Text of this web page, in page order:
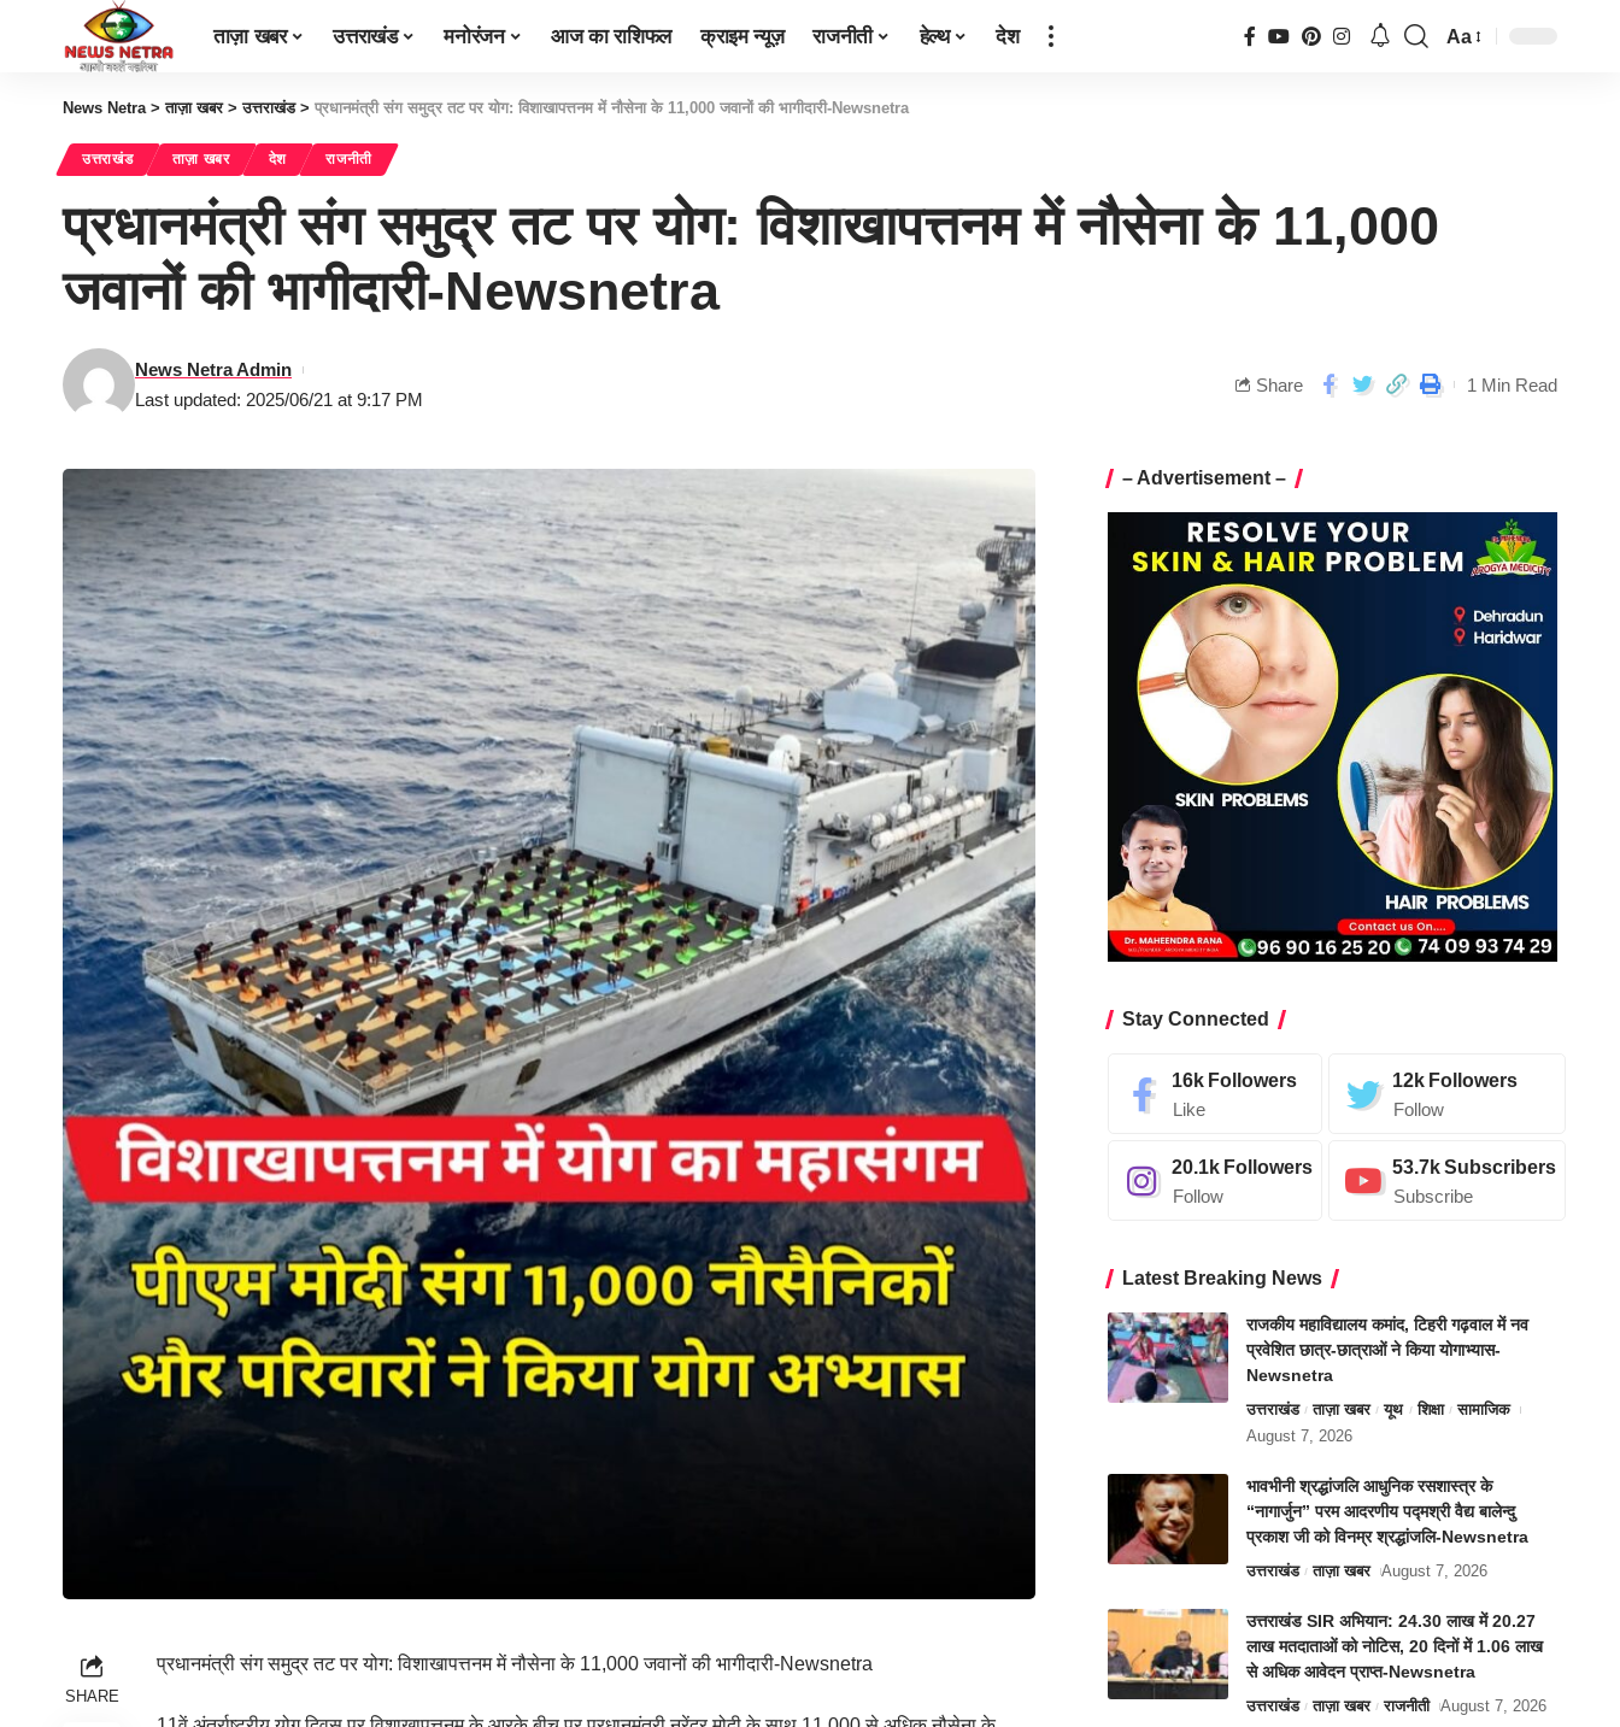
ताज़ा खबर उत्तराखंड मनोरंजन आज का राशिफल क्राइम न्यूज़ राजनीती हेल्थ देश Aa
News Netra>ताज़ा खबर>उत्तराखंड> प्रधानमंत्री संग समुद्र तट पर योग: विशाखापत्तनम में नौसेना के 11,000 जवानों की भागीदारी-Newsnetra
उत्तराखंड ताज़ा खबर देश राजनीती
प्रधानमंत्री संग समुद्र तट पर योग: विशाखापत्तनम में नौसेना के 11,000
जवानों की भागीदारी-Newsnetra
Last updated: 2025/06/21 at 9:17 PM
News Netra Admin
Share 1 Min Read
SHARE
प्रधानमंत्री संग समुद्र तट पर योग: विशाखापत्तनम में नौसेना के 11,000 जवानों की भागीदारी-Newsnetra
– Advertisement –
Stay Connected
16k Followers
Like
12k Followers
Follow
20.1k Followers
Follow
53.7kSubscribers
Subscribe
Latest Breaking News
राजकीय महाविद्यालय कमांद, टिहरी गढ़वाल में नव
प्रवेशित छात्र-छात्राओं ने किया योगाभ्यास-
Newsnetra
उत्तराखंड ताज़ा खबर यूथ शिक्षा
सामाजिक
August 7, 2026
भावभीनी श्रद्धांजलि आधुनिक रसशास्त्र के
“नागार्जुन” परम आदरणीय पद्मश्री वैद्य बालेन्दु
प्रकाश जी को विनम्र श्रद्धांजलि-Newsnetra
उत्तराखंड ताज़ा खबर August 7, 2026
उत्तराखंड SIR अभियान: 24.30 लाख में 20.27
लाख मतदाताओं को नोटिस, 20 दिनों में 1.06 लाख
से अधिक आवेदन प्राप्त-Newsnetra
उत्तराखंड ताज़ा खबर राजनीती August 7, 2026